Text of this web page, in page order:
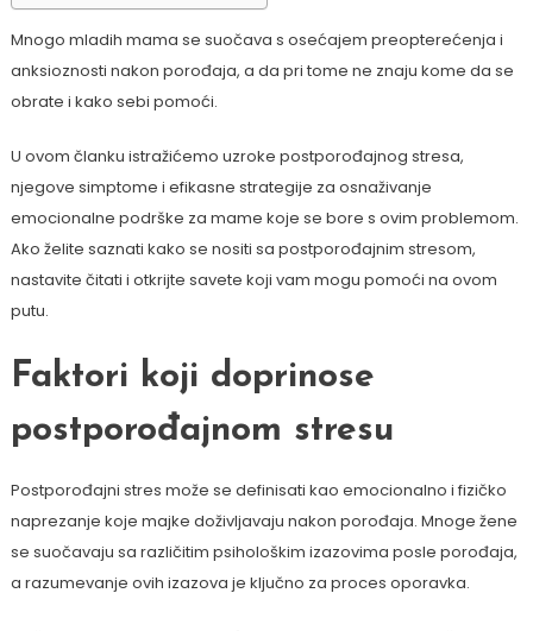
Mnogo mladih mama se suočava s osećajem preopterećenja i
anksioznosti nakon porođaja, a da pri tome ne znaju kome da se
obrate i kako sebi pomoći.
U ovom članku istražićemo uzroke postporođajnog stresa,
njegove simptome i efikasne strategije za osnaživanje
emocionalne podrške za mame koje se bore s ovim problemom.
Ako želite saznati kako se nositi sa postporođajnim stresom,
nastavite čitati i otkrijte savete koji vam mogu pomoći na ovom
putu.
Faktori koji doprinose
postporođajnom stresu
Postporođajni stres može se definisati kao emocionalno i fizičko
naprezanje koje majke doživljavaju nakon porođaja. Mnoge žene
se suočavaju sa različitim psihološkim izazovima posle porođaja,
a razumevanje ovih izazova je ključno za proces oporavka.